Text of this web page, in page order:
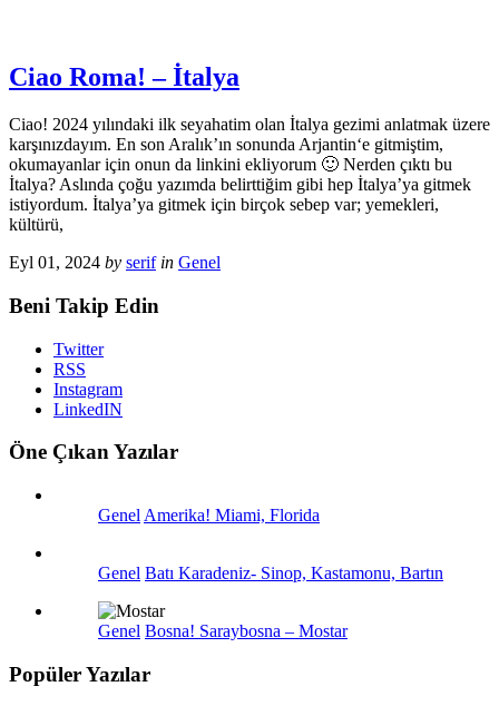
Ciao Roma! – İtalya
Ciao! 2024 yılındaki ilk seyahatim olan İtalya gezimi anlatmak üzere
karşınızdayım. En son Aralık’ın sonunda Arjantin‘e gitmiştim,
okumayanlar için onun da linkini ekliyorum 🙂 Nerden çıktı bu
İtalya? Aslında çoğu yazımda belirttiğim gibi hep İtalya’ya gitmek
istiyordum. İtalya’ya gitmek için birçok sebep var; yemekleri,
kültürü,
Eyl 01, 2024 by serif in Genel
Beni Takip Edin
Twitter
RSS
Instagram
LinkedIN
Öne Çıkan Yazılar
Genel Amerika! Miami, Florida
Genel Batı Karadeniz- Sinop, Kastamonu, Bartın
Genel Bosna! Saraybosna – Mostar
Popüler Yazılar